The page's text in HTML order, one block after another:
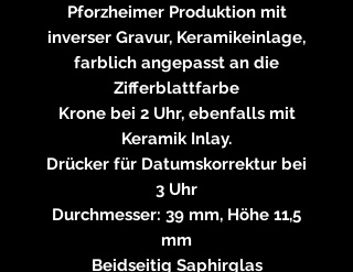
Pforzheimer Produktion mit
inverser Gravur, Keramikeinlage,
farblich angepasst an die
Zifferblattfarbe
Krone bei 2 Uhr, ebenfalls mit
Keramik Inlay.
Drücker für Datumskorrektur bei
3 Uhr
Durchmesser: 39 mm, Höhe 11,5
mm
Beidseitig Saphirglas